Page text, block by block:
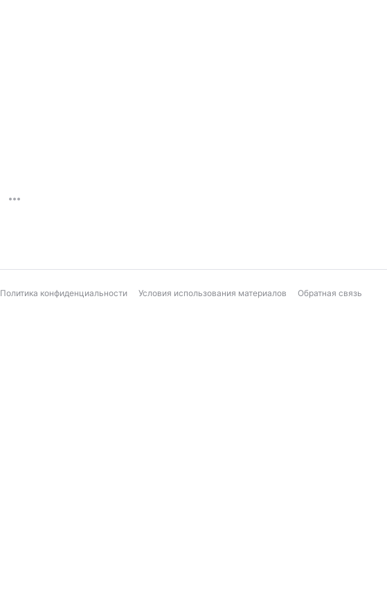
Политика конфиденциальности Условия использования материалов Обратная связь